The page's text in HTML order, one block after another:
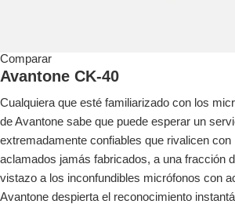
Comparar
Avantone CK-40
Cualquiera que esté familiarizado con los
de Avantone sabe que puede esperar un
extremadamente confiables que rivalicen
aclamados jamás fabricados, a una fracción
vistazo a los inconfundibles micrófonos con
Avantone despierta el reconocimiento